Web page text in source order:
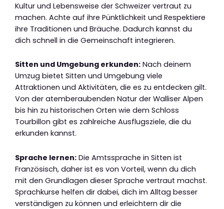
Kultur und Lebensweise der Schweizer vertraut zu
machen. Achte auf ihre Pünktlichkeit und Respektiere
ihre Traditionen und Bräuche. Dadurch kannst du
dich schnell in die Gemeinschaft integrieren.
Sitten und Umgebung erkunden: Nach deinem
Umzug bietet Sitten und Umgebung viele
Attraktionen und Aktivitäten, die es zu entdecken gilt.
Von der atemberaubenden Natur der Walliser Alpen
bis hin zu historischen Orten wie dem Schloss
Tourbillon gibt es zahlreiche Ausflugsziele, die du
erkunden kannst.
Sprache lernen: Die Amtssprache in Sitten ist
Französisch, daher ist es von Vorteil, wenn du dich
mit den Grundlagen dieser Sprache vertraut machst.
Sprachkurse helfen dir dabei, dich im Alltag besser
verständigen zu können und erleichtern dir die